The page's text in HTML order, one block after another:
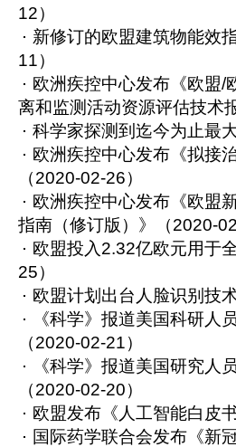
12）
新修订的欧盟建筑物能效
11）
欧洲疾控中心发布《欧盟/
离和监测活动资源评估技术
科学家探测到迄今为止最
欧洲疾控中心发布《拟接
（2020-02-26）
欧洲疾控中心发布《欧盟
指南（修订版）》
（2020-
欧盟投入2.32亿欧元用于
25）
欧盟计划出台人脸识别技
《科学》报道美国科研人
（2020-02-21）
《科学》报道美国研究人
（2020-02-20）
欧盟发布《人工智能白皮
国际药学联合会发布《新